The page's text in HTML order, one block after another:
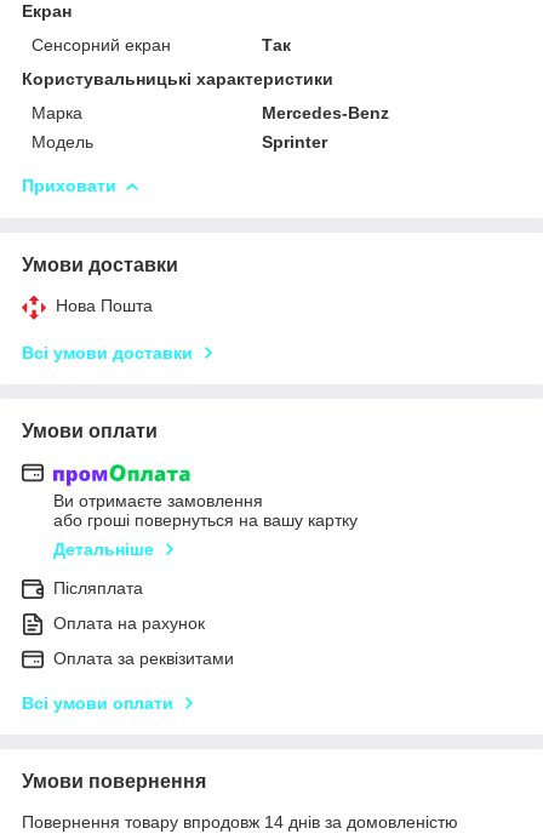
Екран
Сенсорний екран
Так
Користувальницькі характеристики
Марка
Mercedes-Benz
Модель
Sprinter
Приховати
Умови доставки
Нова Пошта
Всі умови доставки
Умови оплати
Ви отримаєте замовлення
або гроші повернуться на вашу картку
Детальніше
Післяплата
Оплата на рахунок
Оплата за реквізитами
Всі умови оплати
Умови повернення
Повернення товару впродовж 14 днів за домовленістю